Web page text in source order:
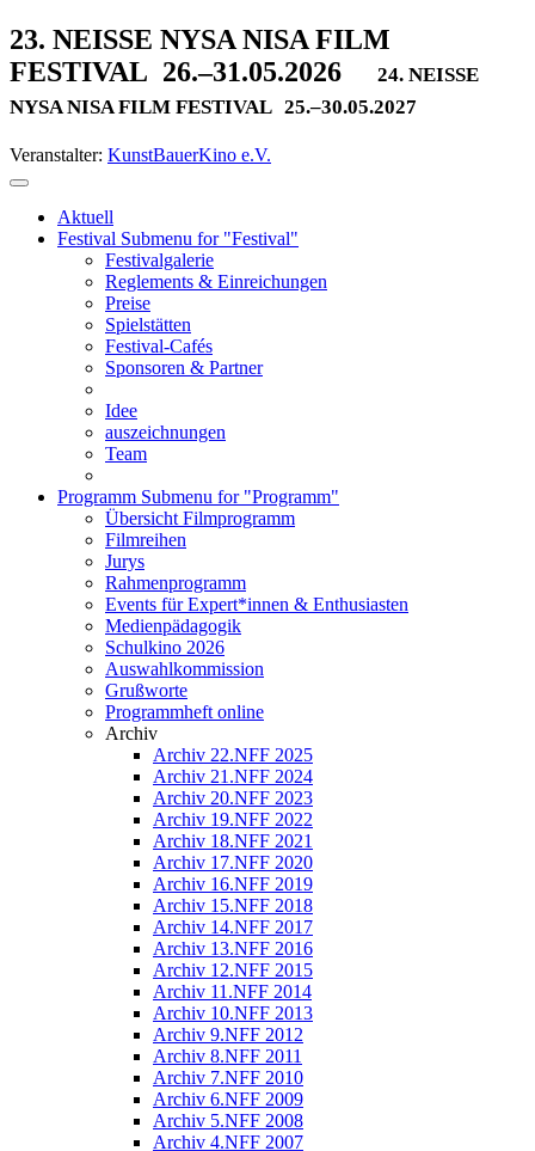
23. NEISSE NYSA NISA FILM
FESTIVAL 26.–31.05.2026
24. NEISSE
NYSA NISA FILM FESTIVAL 25.–30.05.2027
Veranstalter: KunstBauerKino e.V.
Aktuell
Festival Submenu for "Festival"
Festivalgalerie
Reglements & Einreichungen
Preise
Spielstätten
Festival-Cafés
Sponsoren & Partner
Idee
auszeichnungen
Team
Programm Submenu for "Programm"
Übersicht Filmprogramm
Filmreihen
Jurys
Rahmenprogramm
Events für Expert*innen & Enthusiasten
Medienpädagogik
Schulkino 2026
Auswahlkommission
Grußworte
Programmheft online
Archiv
Archiv 22.NFF 2025
Archiv 21.NFF 2024
Archiv 20.NFF 2023
Archiv 19.NFF 2022
Archiv 18.NFF 2021
Archiv 17.NFF 2020
Archiv 16.NFF 2019
Archiv 15.NFF 2018
Archiv 14.NFF 2017
Archiv 13.NFF 2016
Archiv 12.NFF 2015
Archiv 11.NFF 2014
Archiv 10.NFF 2013
Archiv 9.NFF 2012
Archiv 8.NFF 2011
Archiv 7.NFF 2010
Archiv 6.NFF 2009
Archiv 5.NFF 2008
Archiv 4.NFF 2007